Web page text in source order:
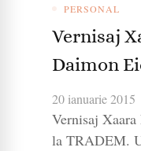
PERSONAL
Vernisaj
Daimon
20 ianuarie 2015
Vernisaj
la TRADEM.